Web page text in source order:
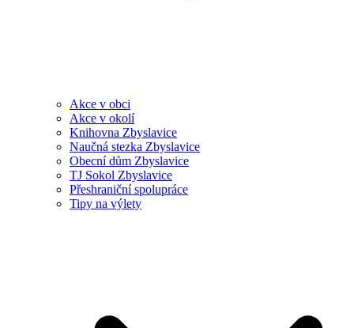
Akce v obci
Akce v okolí
Knihovna Zbyslavice
Naučná stezka Zbyslavice
Obecní dům Zbyslavice
TJ Sokol Zbyslavice
Přeshraniční spolupráce
Tipy na výlety